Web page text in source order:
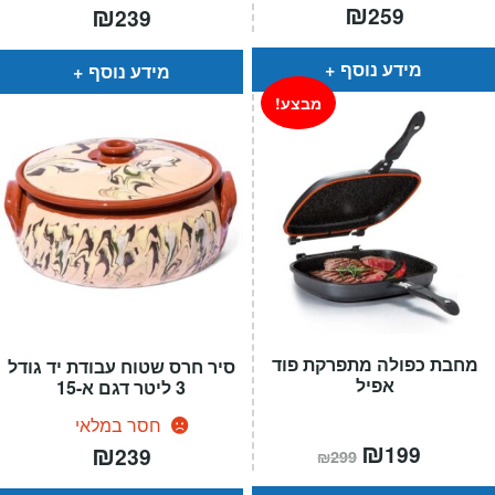
₪239
מידע נוסף
₪259
מידע נוסף
סיר חרס שטוח עבודת יד גודל
3 ליטר דגם א-15
חסר במלאי
₪239
מחבת כפולה מתפרקת פוד
אפיל
מבצע!
₪299 המחיר
המקורי
היה:
₪199
הוא: